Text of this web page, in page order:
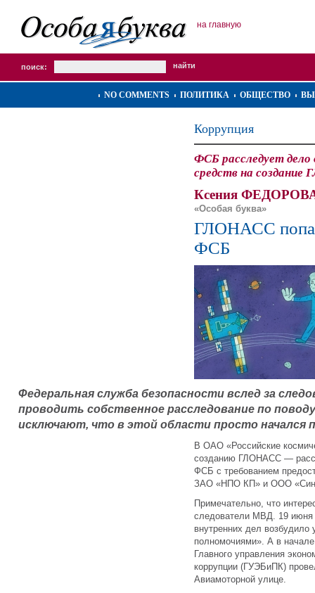
на главную
поиск:
NO COMMENTS ПОЛИТИКА ОБЩЕСТВО
Коррупция
ФСБ расследует дело
средств на
Ксения
«Особая буква»
ГЛОНАСС
ФСБ
Федеральная служба безопасности вслед за
проводить собственное расследование по
исключают, что в этой области просто начался
В ОАО «Российские
созданию ГЛОНАСС —
ФСБ с требованием
ЗАО «НПО КП» и ООО
Примечательно, что
следователи МВД. 19 июня
внутренних дел возбудило
полномочиями». А в
Главного управления
коррупции (ГУЭБиПК)
Авиамоторной улице.